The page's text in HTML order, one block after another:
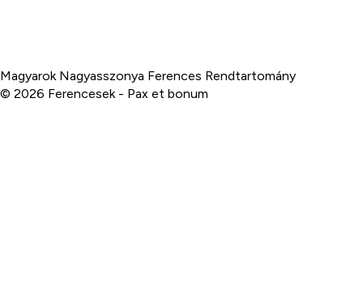
Magyarok Nagyasszonya Ferences Rendtartomány
© 2026 Ferencesek - Pax et bonum